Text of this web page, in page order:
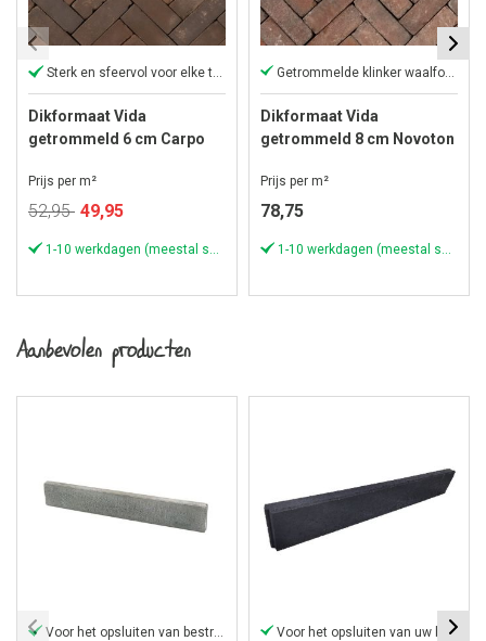
Sterk en sfeervol voor elke tuin
Dikformaat Vida
getrommeld 6 cm Carpo
Prijs per m²
52,95 Speciale
49,95
Getrommelde klinker waalformaat
Dikformaat Vida
getrommeld 8 cm Novoton
Prijs per m²
78,75
Aanbevolen producten
Voor het opsluiten van bestrating Voor het opsluiten van uw bestrating